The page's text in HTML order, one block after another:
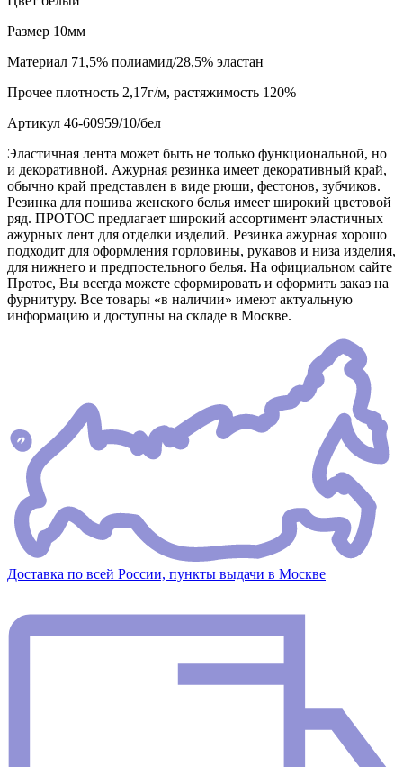
Размер 10мм
Материал 71,5% полиамид/28,5% эластан
Прочее плотность 2,17г/м, растяжимость 120%
Артикул 46-60959/10/бел
Эластичная лента может быть не только функциональной, но
и декоративной. Ажурная резинка имеет декоративный край,
обычно край представлен в виде рюши, фестонов, зубчиков.
Резинка для пошива женского белья имеет широкий цветовой
ряд. ПРОТОС предлагает широкий ассортимент эластичных
ажурных лент для отделки изделий. Резинка ажурная хорошо
подходит для оформления горловины, рукавов и низа изделия,
для нижнего и предпостельного белья. На официальном сайте
Протос, Вы всегда можете сформировать и оформить заказ на
фурнитуру. Все товары «в наличии» имеют актуальную
информацию и доступны на складе в Москве.
Доставка по всей России, пункты выдачи в Москве